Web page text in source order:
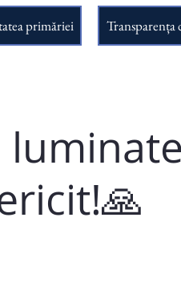
primăriei Transparența